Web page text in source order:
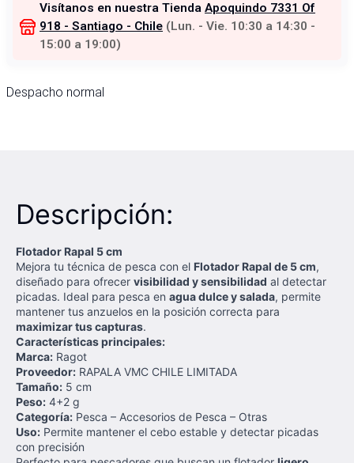
Visítanos en nuestra Tienda Apoquindo 7331 Of
918 - Santiago - Chile (Lun. - Vie. 10:30 a 14:30 -
15:00 a 19:00)
Despacho normal
Descripción:
Flotador Rapal 5 cm
Mejora tu técnica de pesca con el Flotador Rapal de 5 cm,
diseñado para ofrecer visibilidad y sensibilidad al detectar
picadas. Ideal para pesca en agua dulce y salada, permite
mantener tus anzuelos en la posición correcta para
maximizar tus capturas.
Características principales:
Marca: Ragot
Proveedor: RAPALA VMC CHILE LIMITADA
Tamaño: 5 cm
Peso: 4+2 g
Categoría: Pesca – Accesorios de Pesca – Otras
Uso: Permite mantener el cebo estable y detectar picadas
con precisión